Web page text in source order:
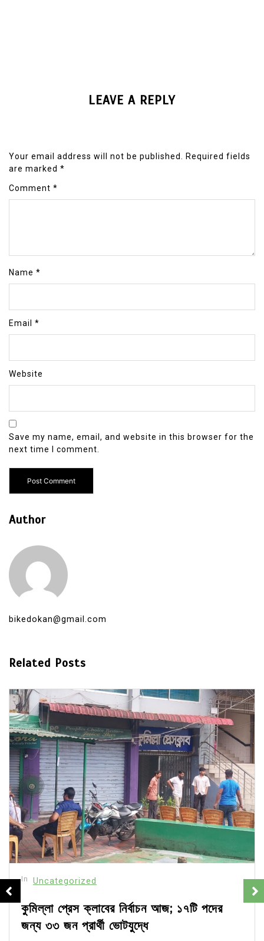
LEAVE A REPLY
Your email address will not be published.
Required fields
are marked *
Comment *
Name *
Email *
Website
Save my name, email, and website in this browser for the
next time I comment.
Author
bikedokan@gmail.com
Related Posts
In Uncategorized
কুমিল্লা প্রেস ক্লাবের নির্বাচন আজ; ১৭টি পদের
জন্য ৩৩ জন প্রার্থী ভোটযুদ্ধে